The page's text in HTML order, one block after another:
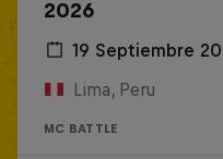
2026
19 Septiembre
Lima, Peru
MC BATTLE